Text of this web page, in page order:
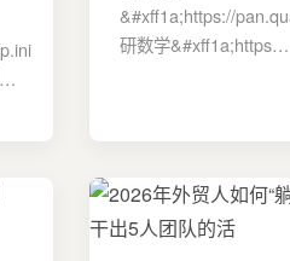
…
&#xff1a;https://
研数学&#xff1a;https…